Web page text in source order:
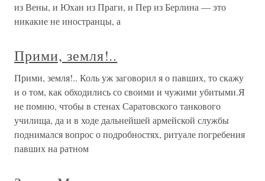
из Вены, и Юхан из Праги, и Пер из Берлина — это
никакие не иностранцы, а
Прими, земля!..
Прими, земля!.. Коль уж заговорил я о павших, то скажу
и о том, как обходились со своими и чужими убитыми.Я
не помню, чтобы в стенах Саратовского танкового
училища, да и в ходе дальнейшей армейской службы
поднимался вопрос о подробностях, ритуале погребения
павших на ратном